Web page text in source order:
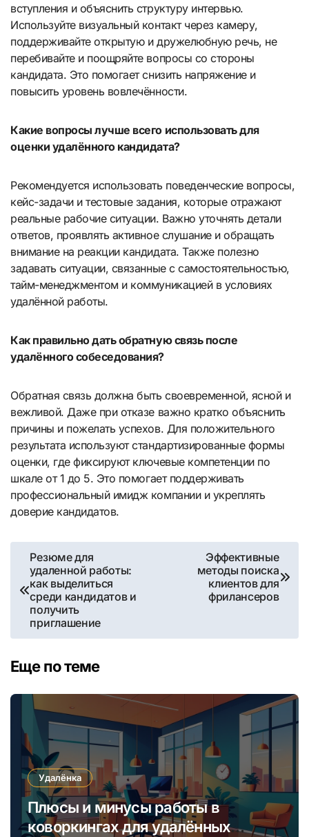
вступления и объяснить структуру интервью.
Используйте визуальный контакт через камеру,
поддерживайте открытую и дружелюбную речь, не
перебивайте и поощряйте вопросы со стороны
кандидата. Это помогает снизить напряжение и
повысить уровень вовлечённости.
Какие вопросы лучше всего использовать для
оценки удалённого кандидата?
Рекомендуется использовать поведенческие вопросы,
кейс-задачи и тестовые задания, которые отражают
реальные рабочие ситуации. Важно уточнять детали
ответов, проявлять активное слушание и обращать
внимание на реакции кандидата. Также полезно
задавать ситуации, связанные с самостоятельностью,
тайм-менеджментом и коммуникацией в условиях
удалённой работы.
Как правильно дать обратную связь после
удалённого собеседования?
Обратная связь должна быть своевременной, ясной и
вежливой. Даже при отказе важно кратко объяснить
причины и пожелать успехов. Для положительного
результата используют стандартизированные формы
оценки, где фиксируют ключевые компетенции по
шкале от 1 до 5. Это помогает поддерживать
профессиональный имидж компании и укреплять
доверие кандидатов.
Навигация
по
записям
Резюме для
удаленной работы:
как выделиться
среди кандидатов и
получить
приглашение
Эффективные
методы поиска
клиентов для
фрилансеров
Еще по теме
Удалёнка
Плюсы и минусы работы в
коворкингах для удалённых